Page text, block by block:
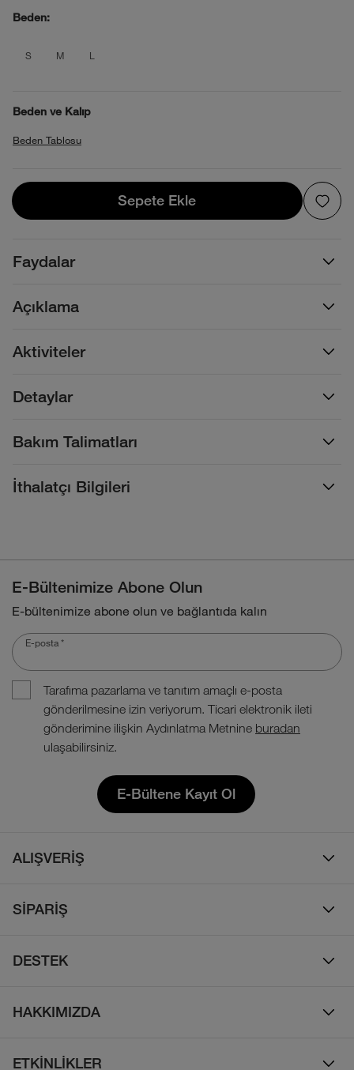
Beden:
S M L
Beden ve Kalıp
Beden Tablosu
Sepete Ekle
Sepete Ekle
Açıklama
Detaylar
Aktiviteler
Bakım Talimatları
Faydalar
İthalatçı Bilgileri
E-Bültenimize Abone Olun
E-bültenimize abone olun ve bağlantıda kalın
E-posta *
Tarafıma pazarlama ve tanıtım amaçlı e-posta
gönderilmesine izin veriyorum. Ticari elektronik ileti
gönderimine ilişkin Aydınlatma Metnine buradan
ulaşabilirsiniz.
E-Bültene Kayıt Ol
ALIŞVERİŞ
Çocuk
Ayakkabı
SİPARİŞ
İade Politikası
DESTEK
Sıkça Sorulan Sorular
HAKKIMIZDA
ETKİNLİKLER